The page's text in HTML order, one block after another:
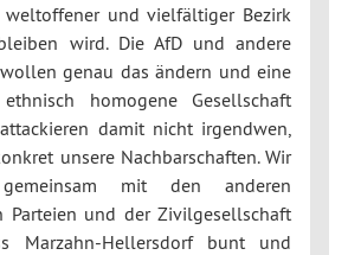
und vielfältiger Bezirk
wird. Die AfD und andere
genau das ändern und eine
homogene Gesellschaft
damit nicht irgendwen,
unsere Nachbarschaften. Wir
mit den anderen
Parteien und der Zivilgesellschaft
Marzahn-Hellersdorf bunt und